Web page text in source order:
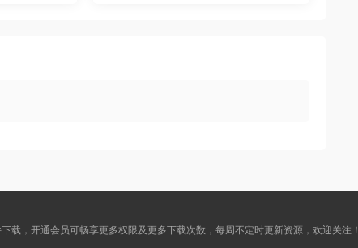
载，开通会员可畅享更多权限及更多下载次数，每周不定时更新资源，欢迎关注！